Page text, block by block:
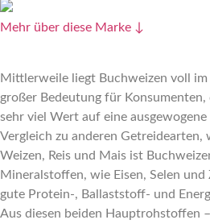
Mehr über diese Marke ↓
Mittlerweile liegt Buchweizen voll
großer Bedeutung für Konsumenten,
sehr viel Wert auf eine ausgewogene
Vergleich zu anderen Getreidearten,
Weizen, Reis und Mais ist
Mineralstoffen, wie Eisen, Selen und
gute Protein-, Ballaststoff- und
Aus diesen beiden Hauptrohstoffen